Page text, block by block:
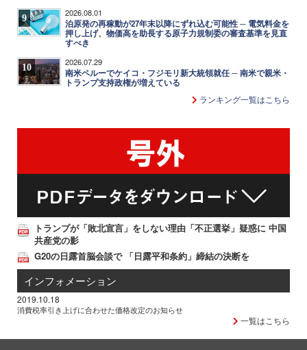
9 2026.08.01
泊原発の再稼動が27年末以降にずれ込む可能性 ─ 電気料金を
押し上げ、物価高を助長する原子力規制委の審査基準を見直
すべき
10 2026.07.29
南米ペルーでケイコ・フジモリ新大統領就任 ─ 南米で親米・
トランプ支持政権が増えている
ランキング一覧はこちら
トランプが「敗北宣言」をしない理由「不正選挙」疑惑に 中国
共産党の影
G20の日露首脳会談で 「日露平和条約」締結の決断を
インフォメーション
2019.10.18
消費税率引き上げに合わせた価格改定のお知らせ
一覧はこちら